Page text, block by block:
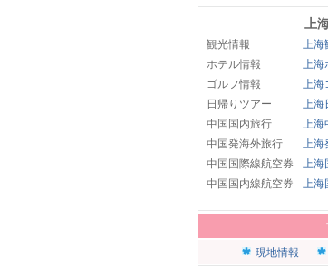
上
観光情報 上海
ホテル情報
上海
ゴルフ情報
上海
日帰りツアー
上海
中国国内旅行
上海
中国発海外旅行
上海
中国国際線航空券
上海
中国国内線航空券
上海
現地情報